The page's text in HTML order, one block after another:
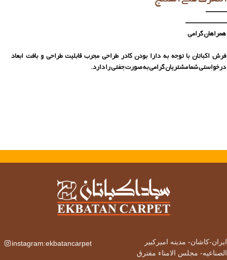
همراهان گرامی
فرش اکباتان با توجه به دارا بودن کادر طراحی مجرب قابلیت طراحی و بافت ابعاد
درخواستی شما مشتریان گرامی به صورت جفتی را دارد.
ایران-کاشان- مدینه امیرکبیر
الصناعیه- مجلس الامناء مفترق
instagram:ekbatancarpet